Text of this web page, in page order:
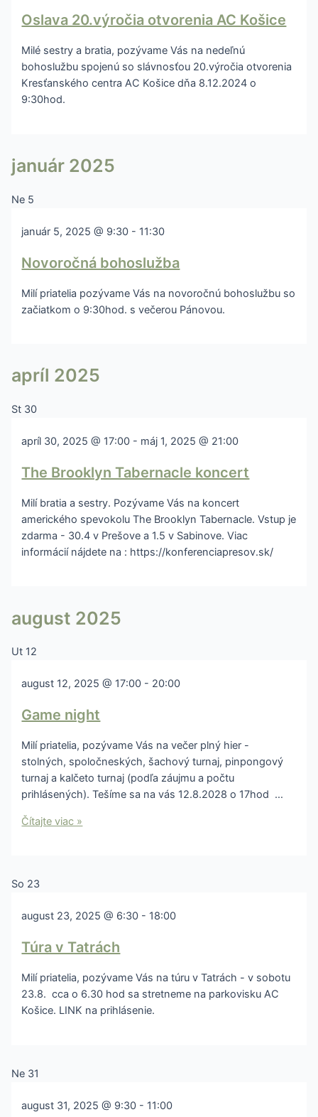
Oslava 20.výročia otvorenia AC Košice
Milé sestry a bratia, pozývame Vás na nedeľnú
bohoslužbu spojenú so slávnosťou 20.výročia otvorenia
Kresťanského centra AC Košice dňa 8.12.2024 o
9:30hod.
január 2025
Ne 5
január 5, 2025 @ 9:30 - 11:30
Novoročná bohoslužba
Milí priatelia pozývame Vás na novoročnú bohoslužbu so
začiatkom o 9:30hod. s večerou Pánovou.
apríl 2025
St 30
apríl 30, 2025 @ 17:00 - máj 1, 2025 @ 21:00
The Brooklyn Tabernacle koncert
Milí bratia a sestry. Pozývame Vás na koncert
amerického spevokolu The Brooklyn Tabernacle. Vstup je
zdarma - 30.4 v Prešove a 1.5 v Sabinove. Viac
informácií nájdete na : https://konferenciapresov.sk/
august 2025
Ut 12
august 12, 2025 @ 17:00 - 20:00
Game night
Milí priatelia, pozývame Vás na večer plný hier -
stolných, spoločneských, šachový turnaj, pinpongový
turnaj a kalčeto turnaj (podľa záujmu a počtu
prihlásených). Tešíme sa na vás 12.8.2028 o 17hod …
Čítajte viac »
So 23
august 23, 2025 @ 6:30 - 18:00
Túra v Tatrách
Milí priatelia, pozývame Vás na túru v Tatrách - v sobotu
23.8. cca o 6.30 hod sa stretneme na parkovisku AC
Košice. LINK na prihlásenie.
Ne 31
august 31, 2025 @ 9:30 - 11:00